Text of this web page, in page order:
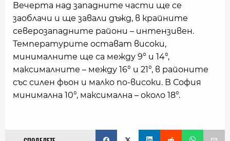
Вечерта над западните части ще се
заоблачи и ще завали дъжд, в крайните
северозападните райони – интензивен.
Температурите остават високи,
минималните ще са между 9° и 14°,
максималните – между 16° и 21°, в районите
със силен фьон и малко по-високи. В София
минимална 10°, максимална – около 18°.